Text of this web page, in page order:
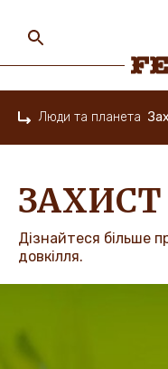
ПРО НАС
ЛЮДИ ТА
main
content
Люди та планета
ЗАХИСТ
Дізнайтеся більше
довкілля.